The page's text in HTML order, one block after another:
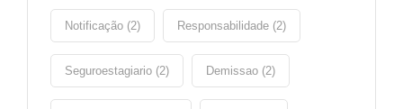
Notificação (2) Responsabilidade (2)
Seguroestagiario (2) Demissao (2)